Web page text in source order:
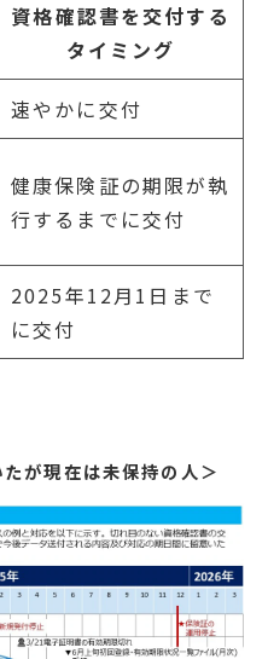
資格確認書を交付する
タイミング
速やかに交付
健康保険証の期限が執
行するまでに交付
2025年12月1日まで
に交付
が現在は未保持の人＞